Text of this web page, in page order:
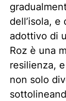
dell’isola,
adottivo di
Roz è una
resilienza,
non solo